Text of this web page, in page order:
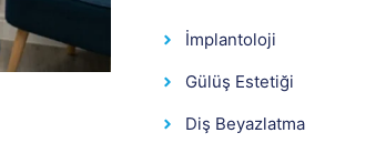
İmplantoloji
Gülüş Estetiği
Diş Beyazlatma